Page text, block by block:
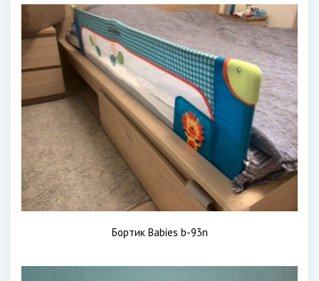
Бортик Babies b-93n